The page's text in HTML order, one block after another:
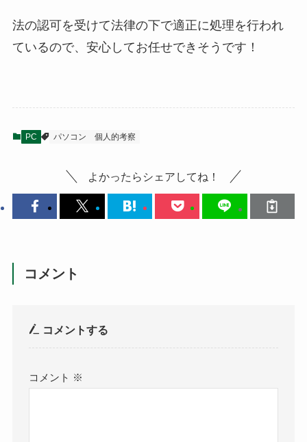
法の認可を受けて法律の下で適正に処理を行われ
ているので、安心してお任せできそうです！
PC パソコン 個人的考察
よかったらシェアしてね！
コメント
コメントする
コメント ※